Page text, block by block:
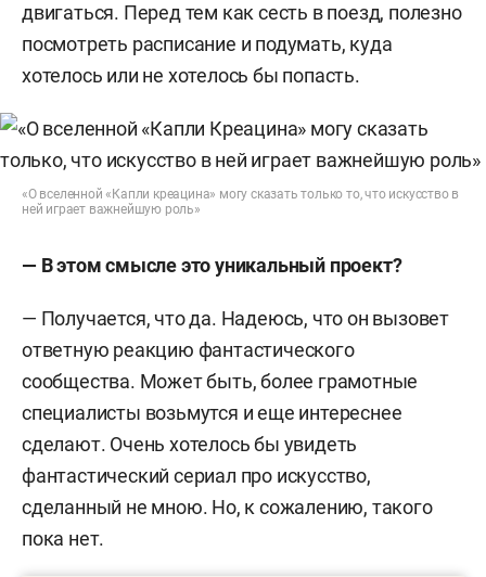
двигаться. Перед тем как сесть в поезд, полезно
посмотреть расписание и подумать, куда
хотелось или не хотелось бы попасть.
«О вселенной «Капли креацина» могу сказать только то, что искусство в
ней играет важнейшую роль»
— В этом смысле это уникальный проект?
— Получается, что да. Надеюсь, что он вызовет
ответную реакцию фантастического
сообщества. Может быть, более грамотные
специалисты возьмутся и еще интереснее
сделают. Очень хотелось бы увидеть
фантастический сериал про искусство,
сделанный не мною. Но, к сожалению, такого
пока нет.